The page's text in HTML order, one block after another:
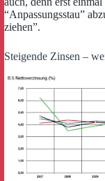
“Anpassungsstau”
ziehen”.
Steigende Zinsen –